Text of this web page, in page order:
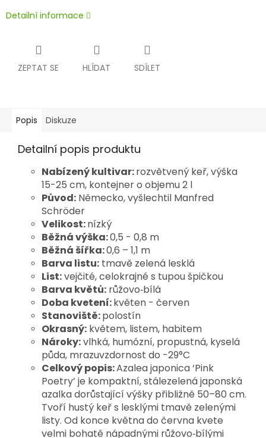
Detailní informace
ZEPTAT SE HLÍDAT SDÍLET
Popis Diskuze
Detailní popis produktu
Nabízený kultivar:rozvětvený keř, výška
15-25 cm, kontejner o objemu 2 l
Původ: Německo, vyšlechtil Manfred
Schröder
Velikost:nízký
Běžná výška:0,5 - 0,8 m
Běžná šířka:0,6 – 1,1 m
Barva listu: tmavě zelená lesklá
List:vejčité, celokrajné s tupou špičkou
Barva květů: růžovo‑bílá
Doba kvetení:květen - červen
Stanoviště:polostín
Okrasný: květem, listem, habitem
Nároky:vlhká, humózní, propustná, kyselá
půda, mrazuvzdornost do -29°C
Celkový popis:Azalea japonica ‘Pink
Poetry’ je kompaktní, stálezelená japonská
azalka dorůstající výšky přibližně 50–80 cm.
Tvoří hustý keř s lesklými tmavě zelenými
listy. Od konce května do června kvete
velmi bohatě nápadnými růžovo‑bílými